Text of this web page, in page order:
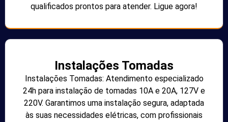
qualificados prontos para atender. Ligue agora!
Instalações Tomadas
Instalações Tomadas: Atendimento especializado
24h para instalação de tomadas 10A e 20A, 127V e
220V. Garantimos uma instalação segura, adaptada
às suas necessidades elétricas, com profissionais